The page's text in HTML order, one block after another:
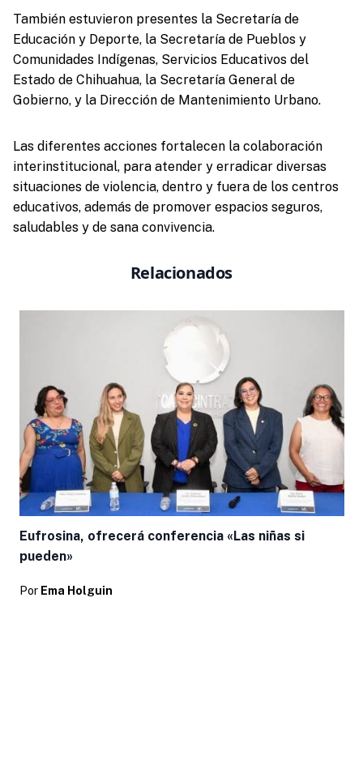
También estuvieron presentes la Secretaría de
Educación y Deporte, la Secretaría de Pueblos y
Comunidades Indígenas, Servicios Educativos del
Estado de Chihuahua, la Secretaría General de
Gobierno, y la Dirección de Mantenimiento Urbano.
Las diferentes acciones fortalecen la colaboración
interinstitucional, para atender y erradicar diversas
situaciones de violencia, dentro y fuera de los centros
educativos, además de promover espacios seguros,
saludables y de sana convivencia.
Relacionados
Eufrosina, ofrecerá conferencia «Las niñas si
pueden»
Por Ema Holguin